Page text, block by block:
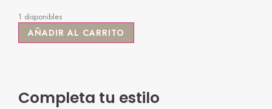
1 disponibles
AÑADIR AL CARRITO
Completa tu estilo